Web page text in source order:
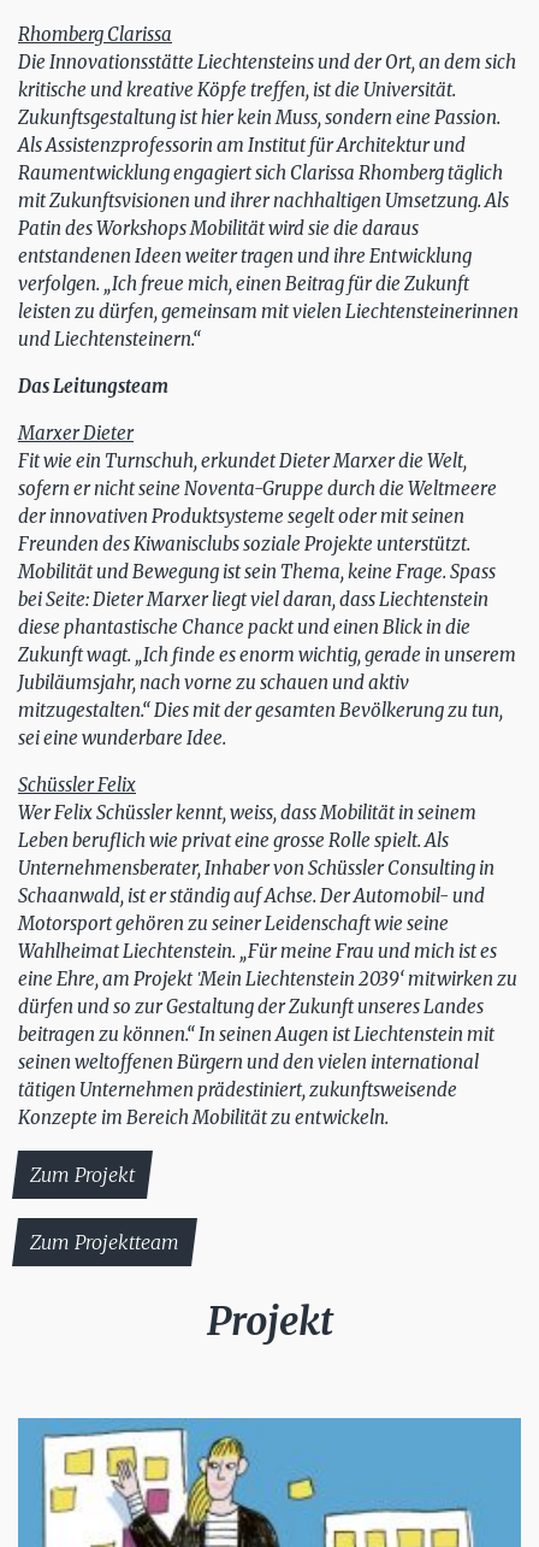
Rhomberg Clarissa
Die Innovationsstätte Liechtensteins und der Ort, an dem sich
kritische und kreative Köpfe treffen, ist die Universität.
Zukunftsgestaltung ist hier kein Muss, sondern eine Passion.
Als Assistenzprofessorin am Institut für Architektur und
Raumentwicklung engagiert sich Clarissa Rhomberg täglich
mit Zukunftsvisionen und ihrer nachhaltigen Umsetzung. Als
Patin des Workshops Mobilität wird sie die daraus
entstandenen Ideen weiter tragen und ihre Entwicklung
verfolgen. „Ich freue mich, einen Beitrag für die Zukunft
leisten zu dürfen, gemeinsam mit vielen Liechtensteinerinnen
und Liechtensteinern.“
Das Leitungsteam
Marxer Dieter
Fit wie ein Turnschuh, erkundet Dieter Marxer die Welt,
sofern er nicht seine Noventa-Gruppe durch die Weltmeere
der innovativen Produktsysteme segelt oder mit seinen
Freunden des Kiwanisclubs soziale Projekte unterstützt.
Mobilität und Bewegung ist sein Thema, keine Frage. Spass
bei Seite: Dieter Marxer liegt viel daran, dass Liechtenstein
diese phantastische Chance packt und einen Blick in die
Zukunft wagt. „Ich finde es enorm wichtig, gerade in unserem
Jubiläumsjahr, nach vorne zu schauen und aktiv
mitzugestalten.“ Dies mit der gesamten Bevölkerung zu tun,
sei eine wunderbare Idee.
Schüssler Felix
Wer Felix Schüssler kennt, weiss, dass Mobilität in seinem
Leben beruflich wie privat eine grosse Rolle spielt. Als
Unternehmensberater, Inhaber von Schüssler Consulting in
Schaanwald, ist er ständig auf Achse. Der Automobil- und
Motorsport gehören zu seiner Leidenschaft wie seine
Wahlheimat Liechtenstein. „Für meine Frau und mich ist es
eine Ehre, am Projekt ‛Mein Liechtenstein 2039‘ mitwirken zu
dürfen und so zur Gestaltung der Zukunft unseres Landes
beitragen zu können.“ In seinen Augen ist Liechtenstein mit
seinen weltoffenen Bürgern und den vielen international
tätigen Unternehmen prädestiniert, zukunftsweisende
Konzepte im Bereich Mobilität zu entwickeln.
Zum Projekt
Zum Projektteam
Projekt